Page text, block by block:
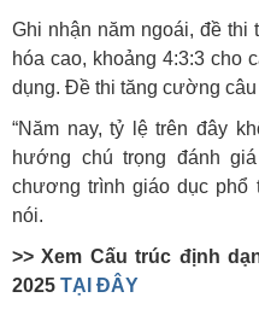
Ghi nhận năm ngoái, đề thi
hóa cao, khoảng 4:3:3 cho
dụng. Đề thi tăng cường
“Năm nay, tỷ lệ trên đây
hướng chú trọng đánh
chương trình giáo dục phổ
nói.
>> Xem Cấu trúc định
2025 TẠI ĐÂY